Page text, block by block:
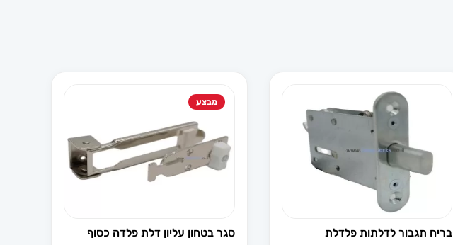
בריח תגבור לדלתות פלדלת
מבצע
סגר בטחון עליון דלת פלדה כסוף